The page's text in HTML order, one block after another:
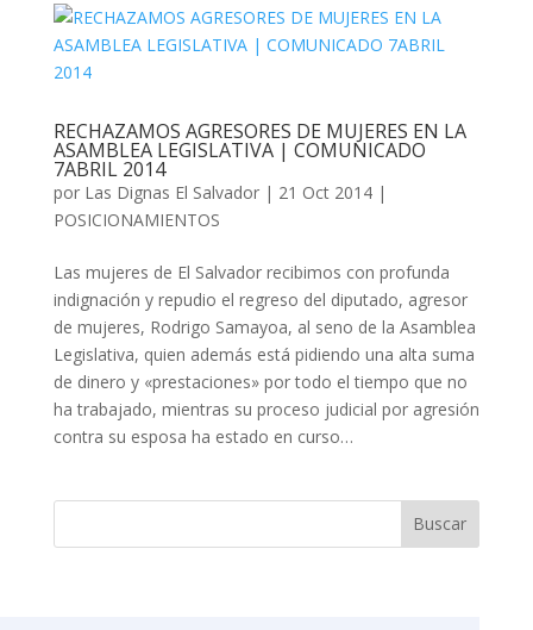
RECHAZAMOS AGRESORES DE MUJERES EN LA
ASAMBLEA LEGISLATIVA | COMUNICADO
7ABRIL 2014
por Las Dignas El Salvador| 21 Oct 2014|
POSICIONAMIENTOS
Las mujeres de El Salvador recibimos con profunda
indignación y repudio el regreso del diputado, agresor
de mujeres, Rodrigo Samayoa, al seno de la Asamblea
Legislativa, quien además está pidiendo una alta suma
de dinero y «prestaciones» por todo el tiempo que no
ha trabajado, mientras su proceso judicial por agresión
contra su esposa ha estado en curso…